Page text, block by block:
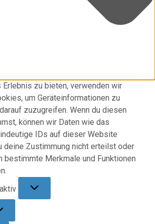
zu bieten, verwenden wir
um Geräteinformationen zu
zuzugreifen. Wenn du diesen
können wir Daten wie das
IDs auf dieser Website
deine Zustimmung nicht erteilst oder
bestimmte Merkmale und Funktionen